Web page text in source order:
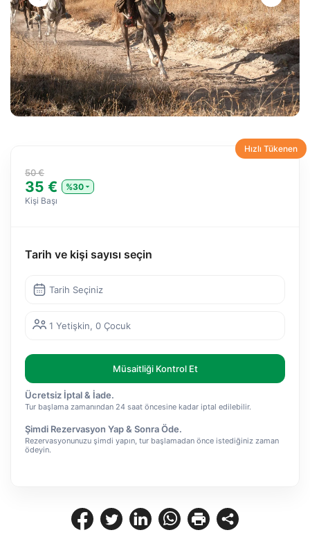
Hızlı Tükenen
50 €
35 €
%30
Kişi Başı
Tarih ve kişi sayısı seçin
Tarih Seçiniz
1 Yetişkin, 0 Çocuk
Müsaitliği Kontrol Et
Ücretsiz İptal & İade.
Tur başlama zamanından 24 saat öncesine kadar iptal edilebilir.
Şimdi Rezervasyon Yap & Sonra Öde.
Rezervasyonunuzu şimdi yapın, tur başlamadan önce istediğiniz zaman
ödeyin.